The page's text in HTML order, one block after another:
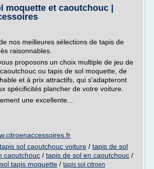
moquette et caoutchouc |
nos meilleures sélections de tapis de
raisonnables.
proposons un choix multiple de jeu de
ou tapis de sol moquette, de
et à prix attractifs, qui s'adapteront
spécificités plancher de votre voiture.
une excellente...
tapis sol caoutchouc voiture / tapis de sol
caoutchouc / tapis de sol en caoutchouc /
tapis moquette / tapis sol citroen